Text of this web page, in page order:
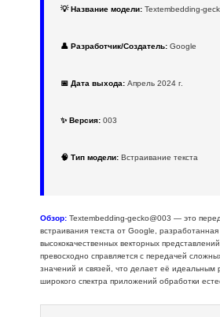
💡 Название модели: Textembedding-
👤 Разработчик/Создатель: Google
📅 Дата выхода: Апрель 2024 г.
✨ Версия: 003
🧠 Тип модели: Встраивание текста
Обзор: Textembedding-gecko@003 — это
встраивания текста от Google,
высококачественных векторных
превосходно справляется с передачей
значений и связей, что делает её
широкого спектра приложений обработки